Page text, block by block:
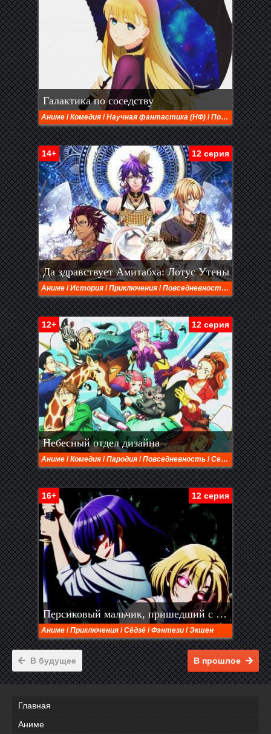
Галактика по соседству
Аниме /Комедия /Научная фантастика (НФ) /Повседневность
12 серия
14+
Да здравствует Амитабха: Лотус Утены
Аниме /История /Приключения /Повседневность / Сёдзё/
12 серия
12+
Небесный отдел дизайна
Аниме /Комедия /Пародия /Повседневность /Сейнен /
12 серия
16+
Персиковый мальчик, пришедший с другого побережья
Аниме /Приключения /Сёдзё /Фэнтези /Экшен
В будущее В прошлое
Главная
Аниме